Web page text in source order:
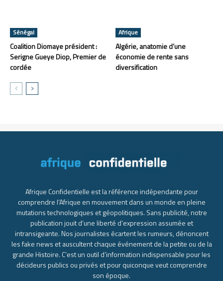
Sénégal
Coalition Diomaye président :
Serigne Gueye Diop, Premier de
cordée
Afrique
Algérie, anatomie d’une
économie de rente sans
diversification
Afrique Confidentielle est la référence indépendante pour
comprendre l’Afrique en mouvement dans un monde en pleine
mutations technologiques et géopolitiques. Sans publicité, notre
publication jouit d’une liberté d’expression assumée et
intransigeante. Nos journalistes écartent les rumeurs, dénoncent
les fake news et auscultent chaque événement de la petite ou de la
grande Histoire. C’est un outil d’information indispensable pour les
décideurs publics ou privés et pour quiconque veut comprendre
son époque.